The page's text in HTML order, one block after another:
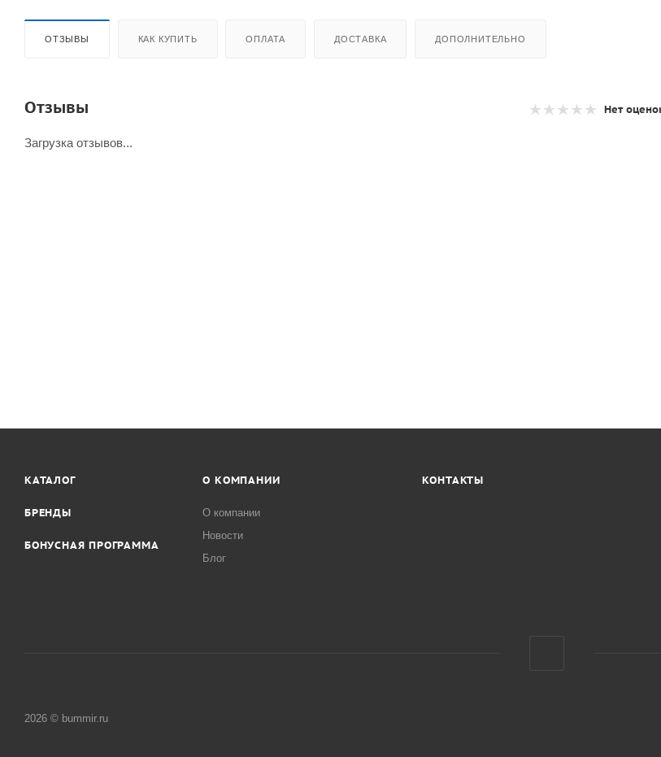
ОТЗЫВЫ КАК КУПИТЬ ОПЛАТА ДОСТАВКА ДОПОЛНИТЕЛЬНО
Отзывы Нет
Загрузка отзывов...
КАТАЛОГ
БРЕНДЫ
БОНУСНАЯ ПРОГРАММА
О КОМПАНИИ
О компании
Новости
Блог
КОНТАКТЫ
2026 © bummir.ru